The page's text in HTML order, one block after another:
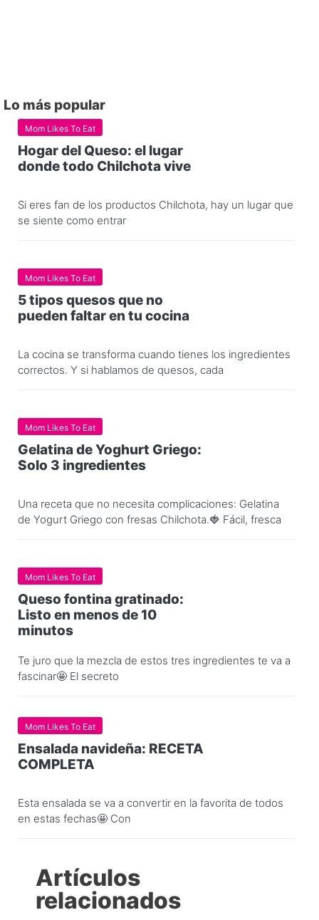
Lo más popular
Mom Likes To Eat
Hogar del Queso: el lugar
donde todo Chilchota vive
Si eres fan de los productos Chilchota, hay un lugar que
se siente como entrar
Mom Likes To Eat
5 tipos quesos que no
pueden faltar en tu cocina
La cocina se transforma cuando tienes los ingredientes
correctos. Y si hablamos de quesos, cada
Mom Likes To Eat
Gelatina de Yoghurt Griego:
Solo 3 ingredientes
Una receta que no necesita complicaciones: Gelatina
de Yogurt Griego con fresas Chilchota.🍓 Fácil, fresca
Mom Likes To Eat
Queso fontina gratinado:
Listo en menos de 10
minutos
Te juro que la mezcla de estos tres ingredientes te va a
fascinar🤩 El secreto
Mom Likes To Eat
Ensalada navideña: RECETA
COMPLETA
Esta ensalada se va a convertir en la favorita de todos
en estas fechas🤩 Con
Artículos
relacionados